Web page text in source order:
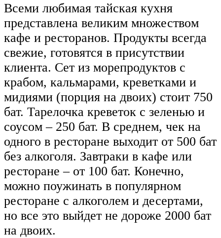
Всеми любимая тайская кухня
представлена великим множеством
кафе и ресторанов. Продукты всегда
свежие, готовятся в присутствии
клиента. Сет из морепродуктов с
крабом, кальмарами, креветками и
мидиями (порция на двоих) стоит 750
бат. Тарелочка креветок с зеленью и
соусом – 250 бат. В среднем, чек на
одного в ресторане выходит от 500 бат
без алкоголя. Завтраки в кафе или
ресторане – от 100 бат. Конечно,
можно поужинать в популярном
ресторане с алкоголем и десертами,
но все это выйдет не дороже 2000 бат
на двоих.